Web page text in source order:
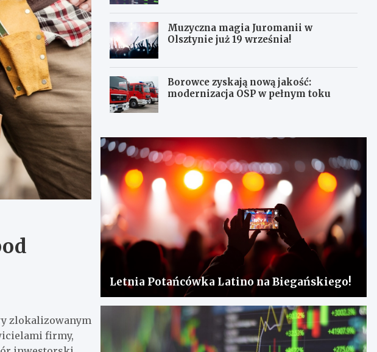
zlokalizowanym
firmy,
Muzyczna magia Juromanii w
Olsztynie już 19 września!
Borowce zyskają nową jakość:
modernizacja OSP w pełnym toku
Letnia Potańcówka Latino na Biegańskiego!